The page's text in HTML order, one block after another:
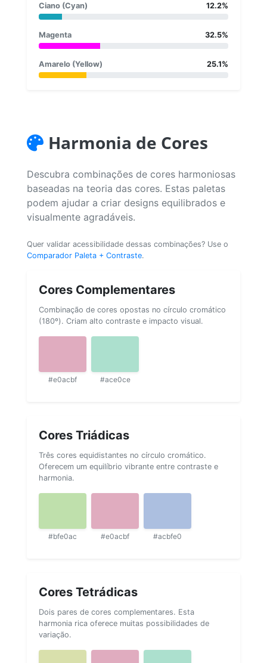
Ciano (Cyan) 12.2%
Magenta 32.5%
Amarelo (Yellow) 25.1%
Harmonia de Cores
Descubra combinações de cores harmoniosas
baseadas na teoria das cores. Estas paletas
podem ajudar a criar designs equilibrados e
visualmente agradáveis.
Quer validar acessibilidade dessas combinações? Use o
Comparador Paleta + Contraste.
Cores Complementares
Combinação de cores opostas no círculo cromático
(180º). Criam alto contraste e impacto visual.
#e0acbf #ace0ce
Cores Triádicas
Três cores equidistantes no círculo cromático.
Oferecem um equilíbrio vibrante entre contraste e
harmonia.
#bfe0ac #e0acbf #acbfe0
Cores Tetrádicas
Dois pares de cores complementares. Esta
harmonia rica oferece muitas possibilidades de
variação.